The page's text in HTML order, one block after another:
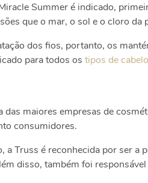
Summer é indicado,
que o mar, o sol e o cloro da
dos fios, portanto, os
para todos os tipos de
maiores empresas de
consumidores.
Truss é reconhecida por ser a
disso, também foi